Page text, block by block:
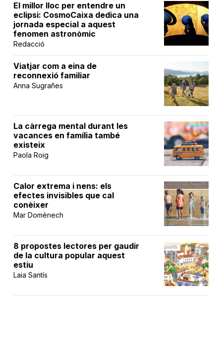
El millor lloc per entendre un
eclipsi: CosmoCaixa dedica una
jornada especial a aquest
fenomen astronòmic
Redacció
Viatjar com a eina de
reconnexió familiar
Anna Sugrañes
La càrrega mental durant les
vacances en família també
existeix
Paola Roig
Calor extrema i nens: els
efectes invisibles que cal
conèixer
Mar Domènech
8 propostes lectores per gaudir
de la cultura popular aquest
estiu
Laia Santís